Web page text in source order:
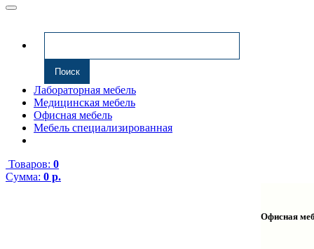
Лабораторная мебель
Медицинская мебель
Офисная мебель
Мебель специализированная
Товаров: 0
Сумма: 0 р.
Офисная